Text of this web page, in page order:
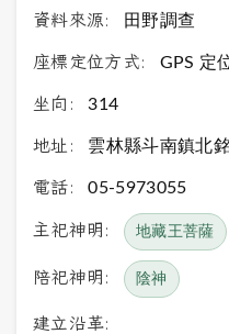
資料來源: 田野調查
座標定位方式: GPS 定
坐向: 314
地址: 雲林縣斗南鎮北
電話: 05-5973055
主祀神明: 地藏王菩薩
陪祀神明: 陰神
建立沿革: